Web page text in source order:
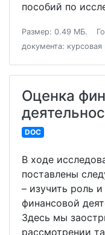
пособий по
Размер: 0.49 МБ.
документа: курсовая
Оценка
DOC
В ходе
поставлены
– изучить роль
финансовой
Здесь мы
рассмотрении